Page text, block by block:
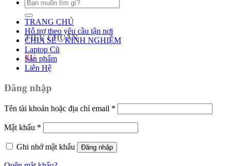
TIÊU CHUẨN
EU
kiếm:
TRANG CHỦ
Hỗ trợ theo yêu cầu tận nơi
CHIA SẺ – KINH NGHIỆM
Laptop Cũ
Sản phẩm
Liên Hệ
Đăng nhập
Tên tài khoản hoặc địa chỉ email *
Mật khẩu *
Ghi nhớ mật khẩu Đăng nhập